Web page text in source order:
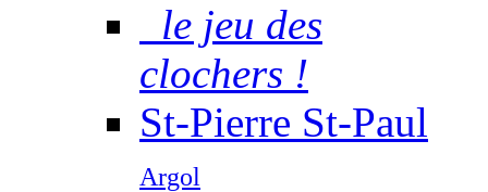
le jeu des
clochers !
St-Pierre St-Paul
Argol